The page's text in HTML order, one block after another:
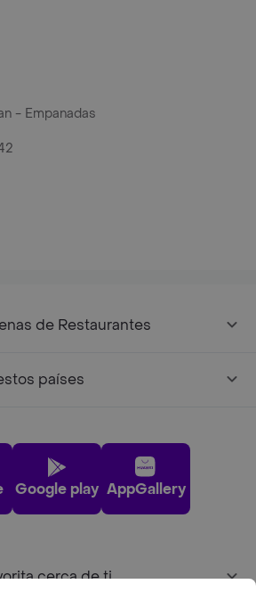
- Empanadas
de Restaurantes
países
Google play AppGallery
cerca de ti